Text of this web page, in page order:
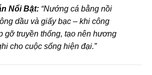
Nổi Bật: “Nướng cá bằng nồi
dầu và giấy bạc – khi công
gỡ truyền thống, tạo nên hương
cho cuộc sống hiện đại.”